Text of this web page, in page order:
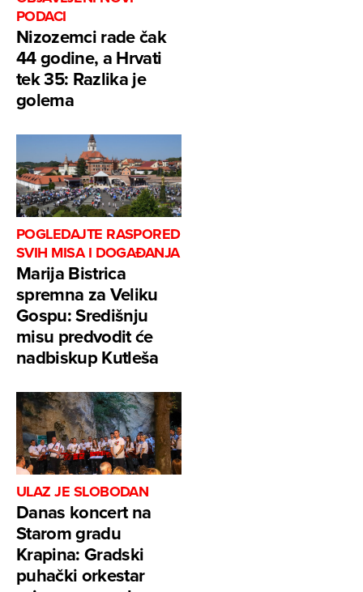
PODACI
Nizozemci rade čak
44 godine, a Hrvati
tek 35: Razlika je
golema
POGLEDAJTE RASPORED
SVIH MISA I DOGAĐANJA
Marija Bistrica
spremna za Veliku
Gospu: Središnju
misu predvodit će
nadbiskup Kutleša
ULAZ JE SLOBODAN
Danas koncert na
Starom gradu
Krapina: Gradski
puhački orkestar